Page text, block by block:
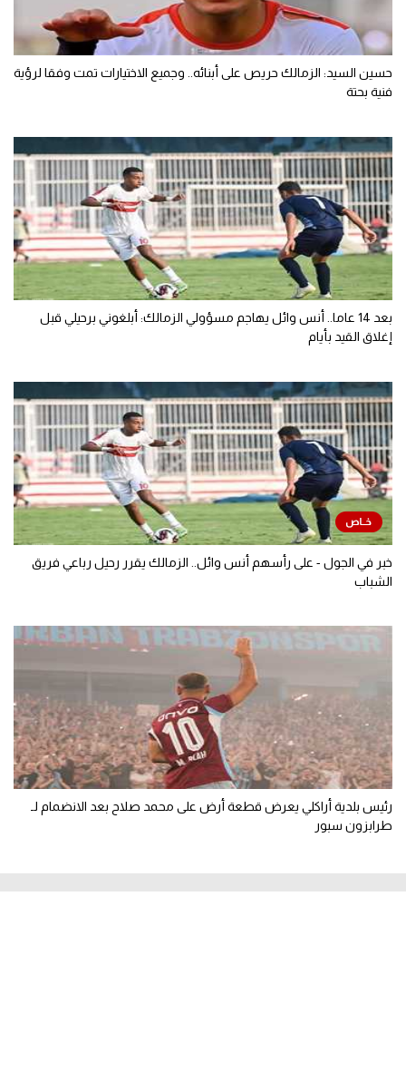
حسين السيد: الزمالك حريص على أبنائه.. وجميع الاختيارات تمت وفقا لرؤية
فنية بحتة
بعد 14 عاما.. أنس وائل يهاجم مسؤولي الزمالك: أبلغوني برحيلي قبل
إغلاق القيد بأيام
خبر في الجول - على رأسهم أنس وائل.. الزمالك يقرر رحيل رباعي فريق
الشباب
رئيس بلدية أراكلي يعرض قطعة أرض على محمد صلاح بعد الانضمام لـ
طرابزون سبور